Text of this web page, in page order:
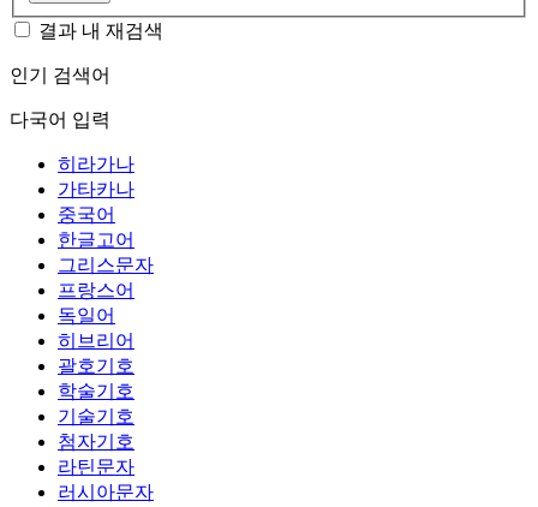
결과 내 재검색
인기 검색어
다국어 입력
히라가나
가타카나
중국어
한글고어
그리스문자
프랑스어
독일어
히브리어
괄호기호
학술기호
기술기호
첨자기호
라틴문자
러시아문자